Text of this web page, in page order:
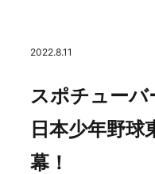
2022.8.11
スポチューバ
日本少年野
幕！